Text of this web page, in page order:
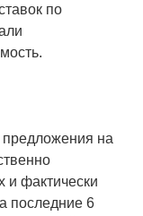
по
на
и фактически
последние 6